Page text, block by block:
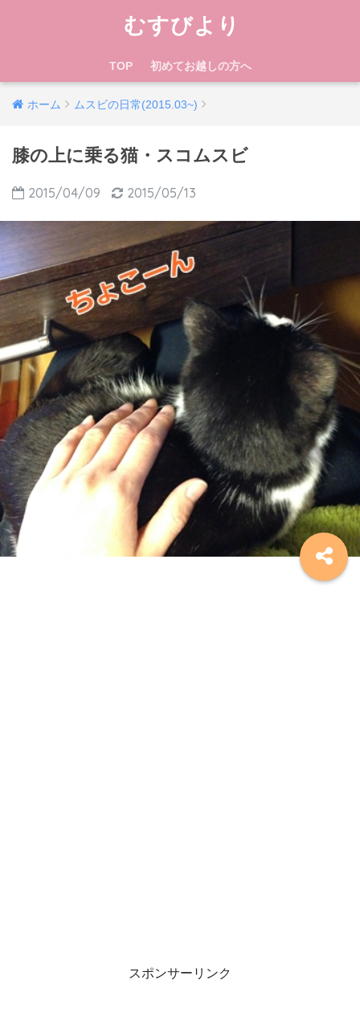
むすびより
TOP 初めてお越しの方へ
ホーム ムスビの日常(2015.03~)
膝の上に乗る猫・スコムスビ
2015/04/09 2015/05/13
スポンサーリンク